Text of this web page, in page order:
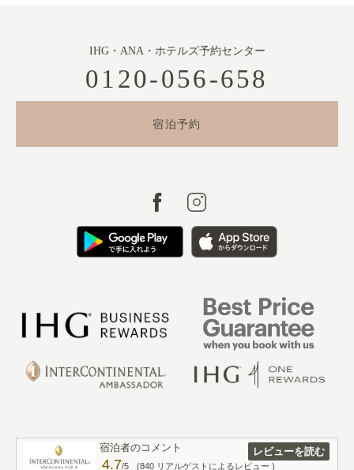
IHG・ANA・ホテルズ予約センター
0120-056-658
宿泊予約
宿泊者のコメント
4.7/5 (840 リアルゲストによるレビュー )
レビューを読む